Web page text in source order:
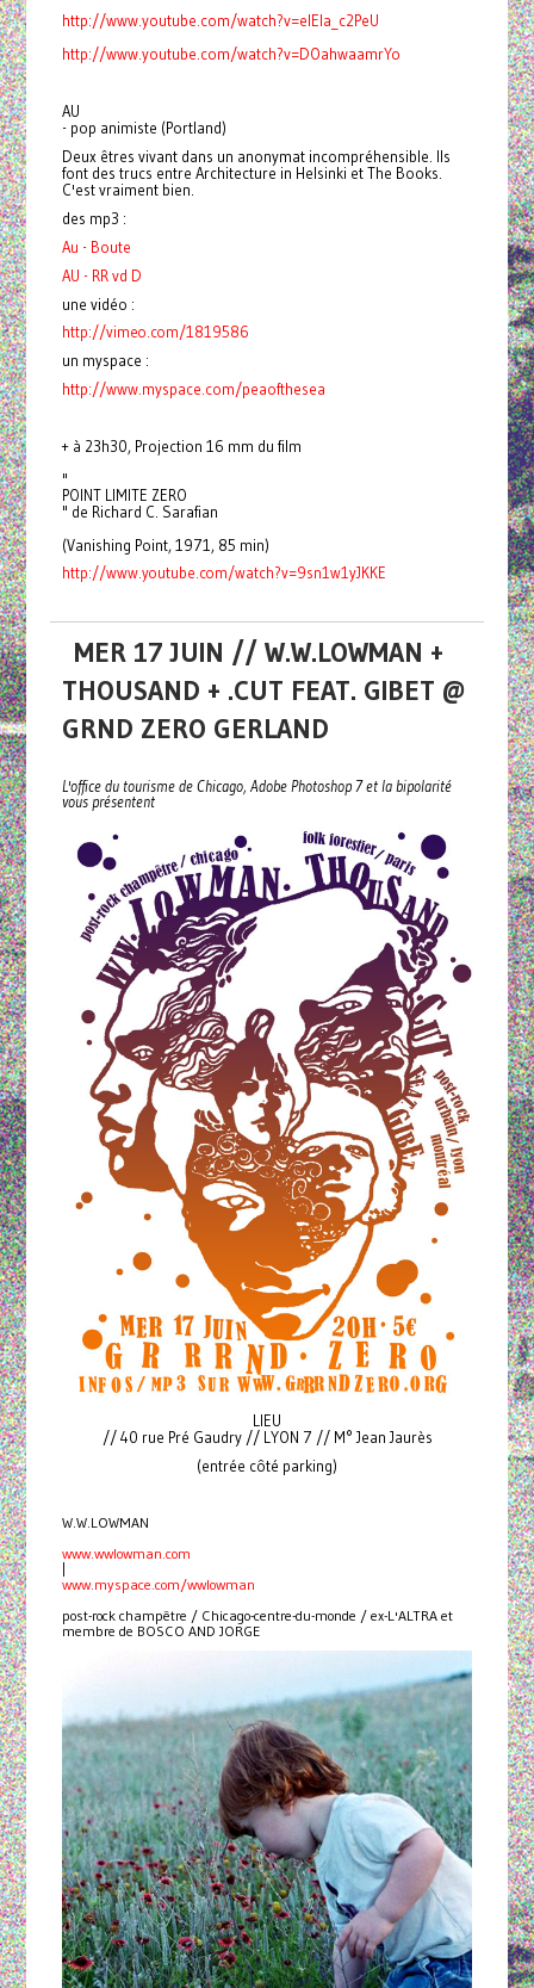
http://www.youtube.com/watch?v=eIEIa_c2PeU
http://www.youtube.com/watch?v=DOahwaamrYo
AU
- pop animiste (Portland)
Deux êtres vivant dans un anonymat incompréhensible. Ils
font des trucs entre Architecture in Helsinki et The Books.
C'est vraiment bien.
des mp3 :
Au - Boute
AU - RR vd D
une vidéo :
http://vimeo.com/1819586
un myspace :
http://www.myspace.com/peaofthesea
+ à 23h30, Projection 16 mm du film
"
POINT LIMITE ZERO
" de Richard C. Sarafian
(Vanishing Point, 1971, 85 min)
http://www.youtube.com/watch?v=9sn1w1yJKKE
MER 17 JUIN // W.W.LOWMAN +
THOUSAND + .CUT FEAT. GIBET @
GRND ZERO GERLAND
L'office du tourisme de Chicago, Adobe Photoshop 7 et la bipolarité
vous présentent
LIEU
// 40 rue Pré Gaudry // LYON 7 // M° Jean Jaurès
(entrée côté parking)
W.W.LOWMAN
www.wwlowman.com
www.myspace.com/wwlowman
post-rock champêtre / Chicago-centre-du-monde / ex-L'ALTRA et
membre de BOSCO AND JORGE